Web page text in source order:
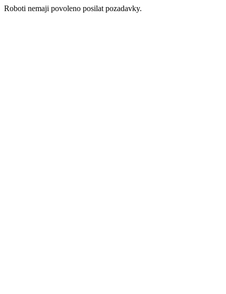
Roboti nemaji povoleno posilat pozadavky.